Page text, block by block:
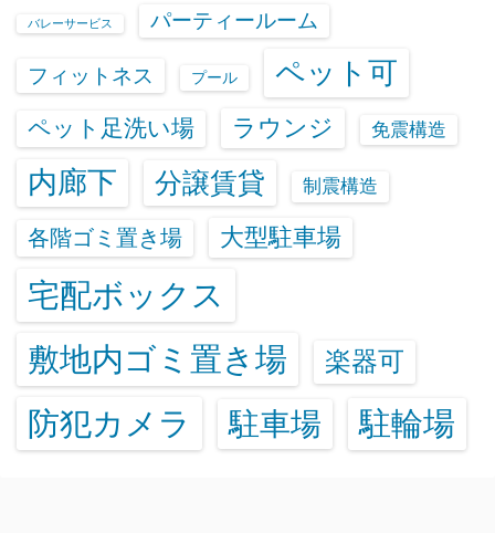
バレーサービス パーティールーム
フィットネス プール ペット可
ペット足洗い場 ラウンジ 免震構造
内廊下 分譲賃貸 制震構造
各階ゴミ置き場 大型駐車場
宅配ボックス
敷地内ゴミ置き場
楽器可
防犯カメラ 駐車場 駐輪場